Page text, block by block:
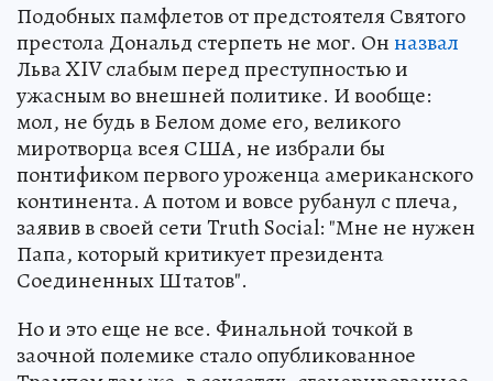
Подобных памфлетов от предстоятеля Святого
престола Дональд стерпеть не мог. Онназвал
Льва XIV слабым перед преступностью и
ужасным во внешней политике. И вообще:
мол, не будь в Белом доме его, великого
миротворца всея США, не избрали бы
понтификом первого уроженца американского
континента. А потом и вовсе рубанул с плеча,
заявив в своей сети Truth Social: "Мне не нужен
Папа, который критикует президента
Соединенных Штатов".
Но и это еще не все. Финальной точкой в
заочной полемике стало опубликованное